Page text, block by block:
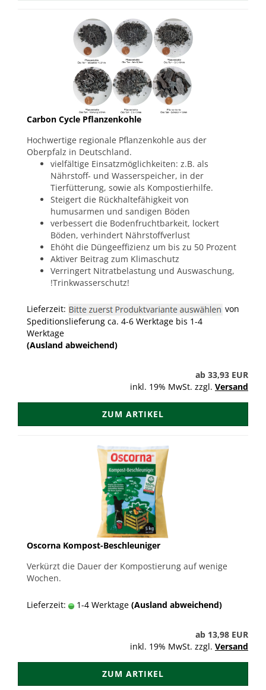
Carbon Cycle Pflanzenkohle
Hochwertige regionale Pflanzenkohle aus der
Oberpfalz in Deutschland.
vielfältige Einsatzmöglichkeiten: z.B. als
Nährstoff- und Wasserspeicher, in der
Tierfütterung, sowie als Kompostierhilfe.
Steigert die Rückhaltefähigkeit von
humusarmen und sandigen Böden
verbessert die Bodenfruchtbarkeit, lockert
Böden, verhindert Nährstoffverlust
Ehöht die Düngeeffizienz um bis zu 50 Prozent
Aktiver Beitrag zum Klimaschutz
Verringert Nitratbelastung und Auswaschung,
!Trinkwasserschutz!
Lieferzeit:
von
Speditionslieferung ca. 4-6 Werktage bis 1-4
Werktage
(Ausland abweichend)
ab 33,93 EUR
inkl. 19% MwSt. zzgl. Versand
ZUM ARTIKEL
Oscorna Kompost-Beschleuniger
Verkürzt die Dauer der Kompostierung auf wenige
Wochen.
Lieferzeit: 1-4 Werktage (Ausland abweichend)
ab 13,98 EUR
inkl. 19% MwSt. zzgl. Versand
ZUM ARTIKEL